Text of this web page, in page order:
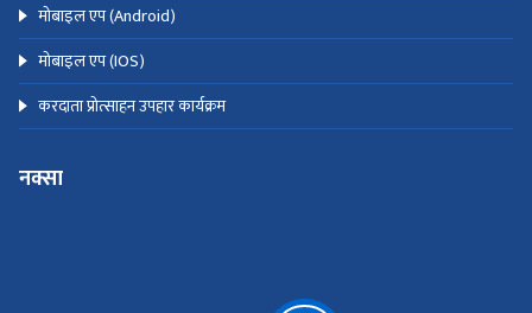
मोबाइल एप (Android)
मोबाइल एप (IOS)
करदाता प्रोत्साहन उपहार कार्यक्रम
नक्सा